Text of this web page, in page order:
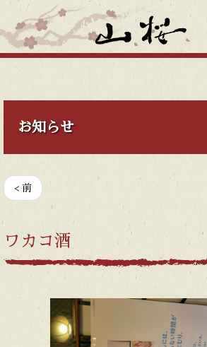
お知らせ
< 前
ワカコ酒